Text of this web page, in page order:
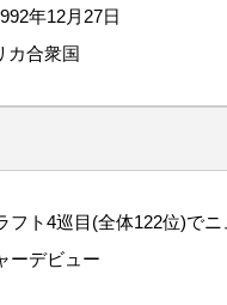
年12月27日
カ合衆国
フト4巡目(全体122位)で
ーデビュー